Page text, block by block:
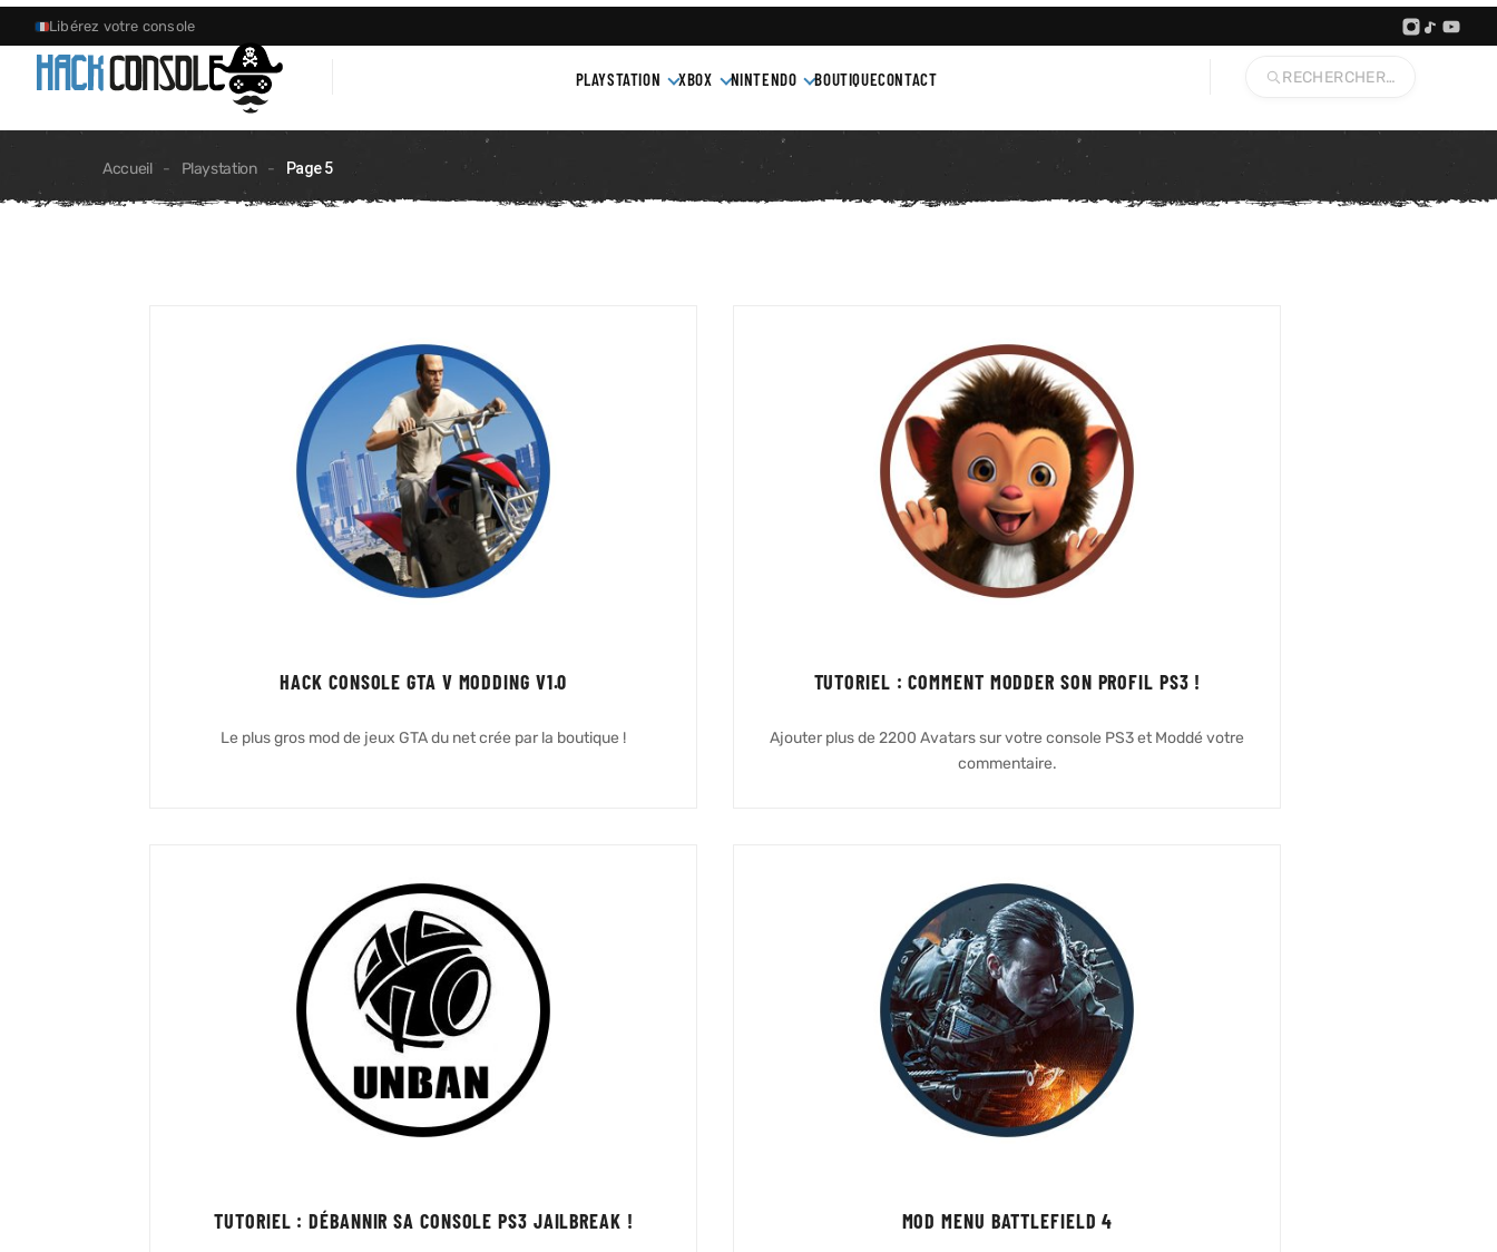
Libérez votre console
PLAYSTATION XBOX NINTENDO BOUTIQUECONTACT RECHERCHER…
Accueil - Playstation - Page 5
HACK CONSOLE GTA V MODDING V1.0
Le plus gros mod de jeux GTA du net crée par la boutique !
TUTORIEL : COMMENT MODDER SON PROFIL PS3 !
Ajouter plus de 2200 Avatars sur votre console PS3 et Moddé votre
commentaire.
TUTORIEL : DÉBANNIR SA CONSOLE PS3 JAILBREAK ! MOD MENU BATTLEFIELD 4